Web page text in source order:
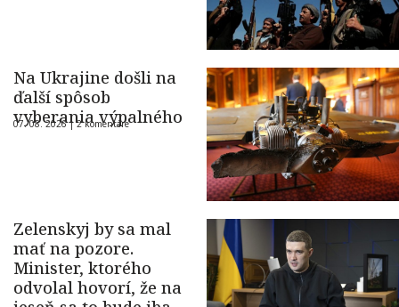
Na Ukrajine došli na
ďalší spôsob
vyberania výpalného
07. 08. 2026 |2 komentáre
Zelenskyj by sa mal
mať na pozore.
Minister, ktorého
odvolal hovorí, že na